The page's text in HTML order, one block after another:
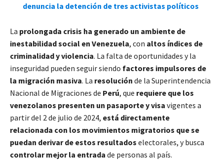
denuncia la detención de tres activistas políticos
La prolongada crisis ha generado un ambiente de
inestabilidad social en Venezuela, con altos índices de
criminalidad y violencia. La falta de oportunidades y la
inseguridad pueden seguir siendo factores impulsores de
la migración masiva. La resolución de la Superintendencia
Nacional de Migraciones de Perú, que requiere que los
venezolanos presenten un pasaporte y visa vigentes a
partir del 2 de julio de 2024, está directamente
relacionada con los movimientos migratorios que se
puedan derivar de estos resultados electorales, y busca
controlar mejor la entrada de personas al país.